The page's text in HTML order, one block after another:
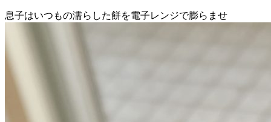
息子はいつもの濡らした餅を電子レンジで膨らませ